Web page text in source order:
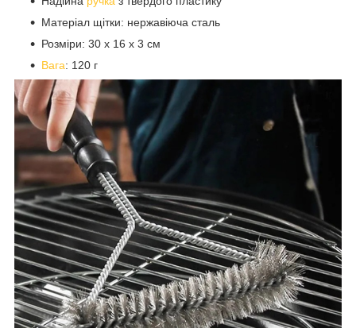
Матеріал щітки: нержавіюча сталь
Розміри: 30 x 16 x 3 см
Вага: 120 г